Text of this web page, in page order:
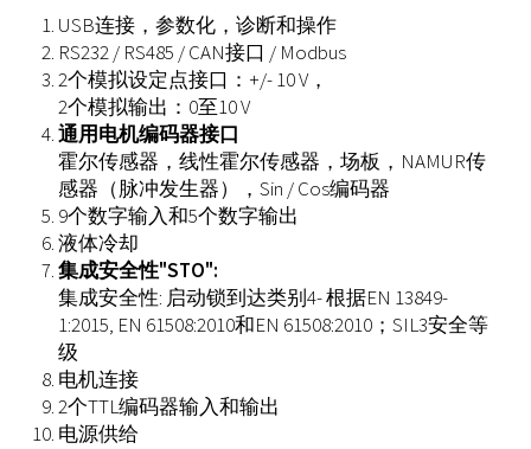
USB连接，参数化，诊断和操作
RS232 / RS485 / CAN接口 / Modbus
2个模拟设定点接口：+/- 10 V，
2个模拟输出：0至10 V
通用电机编码器接口
霍尔传感器，线性霍尔传感器，场板，NAMUR传
感器（脉冲发生器），Sin / Cos编码器
9个数字输入和5个数字输出
液体冷却
集成安全性"STO":
集成安全性: 启动锁到达类别4- 根据EN 13849-
1:2015, EN 61508:2010和EN 61508:2010；SIL3安全等
级
电机连接
2个TTL编码器输入和输出
电源供给